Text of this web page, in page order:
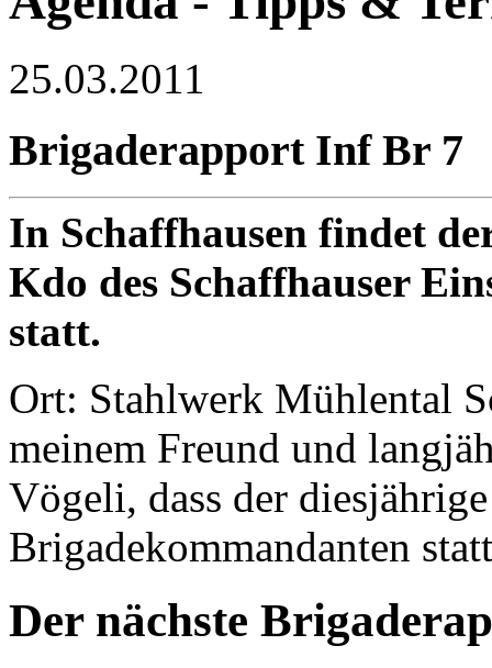
25.03.2011
Brigaderapport Inf Br 7
In Schaffhausen findet
Kdo des Schaffhauser
statt.
Ort: Stahlwerk Mühlental
meinem Freund und
Vögeli, dass der
Brigadekommandanten
Der nächste